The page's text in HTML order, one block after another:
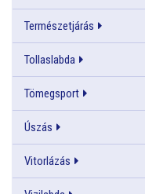
Természetjárás
Tollaslabda
Tömegsport
Úszás
Vitorlázás